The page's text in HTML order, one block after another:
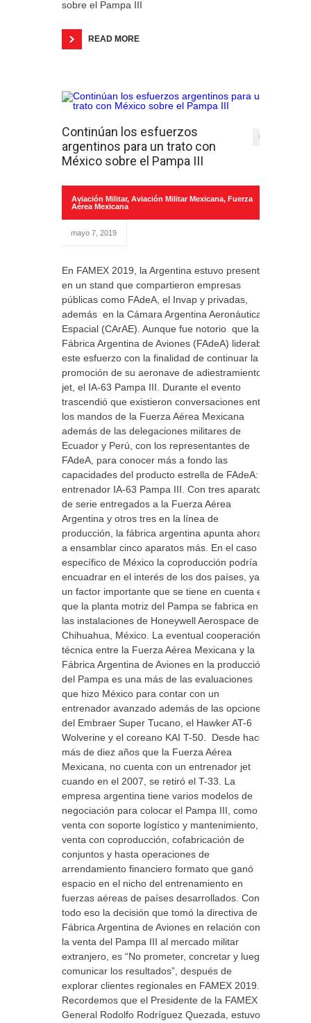
sobre el Pampa III
READ MORE
Continúan los esfuerzos
argentinos para un trato con
México sobre el Pampa III
0
Aviación Militar, Aviación Militar Mexicana, Fuerza
Aérea Mexicana
mayo 7, 2019
En FAMEX 2019, la Argentina estuvo presente
en un stand que compartieron empresas
públicas como FAdeA, el Invap y privadas,
además en la Cámara Argentina Aeronáutica y
Espacial (CArAE). Aunque fue notorio que la
Fábrica Argentina de Aviones (FAdeA) lideraba
este esfuerzo con la finalidad de continuar la
promoción de su aeronave de adiestramiento
jet, el IA-63 Pampa III. Durante el evento
trascendió que existieron conversaciones entre
los mandos de la Fuerza Aérea Mexicana
además de las delegaciones militares de
Ecuador y Perú, con los representantes de
FAdeA, para conocer más a fondo las
capacidades del producto estrella de FAdeA: el
entrenador IA-63 Pampa III. Con tres aparatos
de serie entregados a la Fuerza Aérea
Argentina y otros tres en la línea de
producción, la fábrica argentina apunta ahora
a ensamblar cinco aparatos más. En el caso
específico de México la coproducción podría
encuadrar en el interés de los dos países, ya
un factor importante que se tiene en cuenta es
que la planta motriz del Pampa se fabrica en
las instalaciones de Honeywell Aerospace de
Chihuahua, México. La eventual cooperación
técnica entre la Fuerza Aérea Mexicana y la
Fábrica Argentina de Aviones en la producción
del Pampa es una más de las evaluaciones
que hizo México para contar con un
entrenador avanzado además de las opciones
del Embraer Super Tucano, el Hawker AT-6
Wolverine y el coreano KAI T-50. Desde hace
más de diez años que la Fuerza Aérea
Mexicana, no cuenta con un entrenador jet
cuando en el 2007, se retiró el T-33. La
empresa argentina tiene varios modelos de
negociación para colocar el Pampa III, como la
venta con soporte logístico y mantenimiento,
venta con coproducción, cofabricación de
conjuntos y hasta operaciones de
arrendamiento financiero formato que ganó
espacio en el nicho del entrenamiento en
fuerzas aéreas de países desarrollados. Con
todo eso la decisión que tomó la directiva de la
Fábrica Argentina de Aviones en relación con
la venta del Pampa III al mercado militar
extranjero, es “No prometer, concretar y luego
comunicar los resultados”, después de
explorar clientes regionales en FAMEX 2019.
Recordemos que el Presidente de la FAMEX el
General Rodolfo Rodríguez Quezada, estuvo